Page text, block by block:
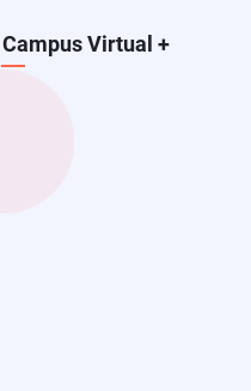
Campus Virtual +